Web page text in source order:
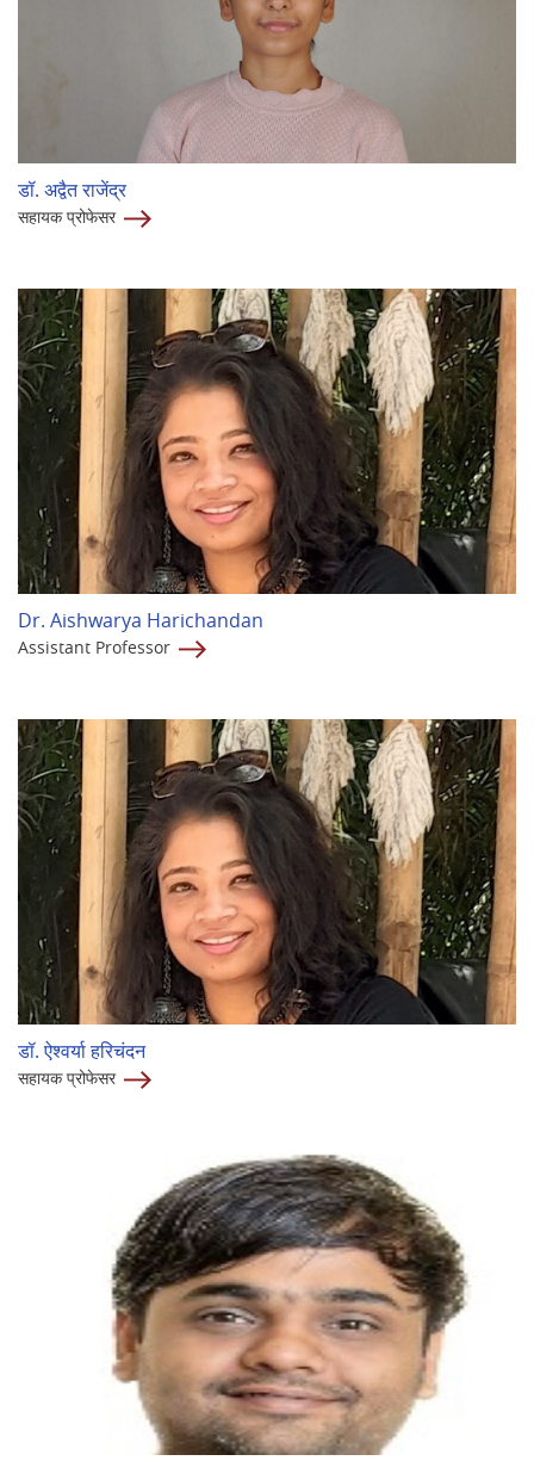
डॉ. अद्वैत राजेंद्र
सहायक प्रोफेसर
Dr. Aishwarya Harichandan
Assistant Professor
डॉ. ऐश्वर्या हरिचंदन
सहायक प्रोफेसर